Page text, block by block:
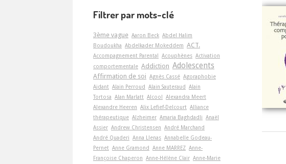
Filtrer par mots-clé
3ème vague Aaron Beck Abdel Halim
Boudoukha Abdelkader Mokeddem ACT.
Accompagnement Parental Acouphènes Activation
comportementale Addiction Adolescents
Affirmation de soi Agnès Cassé Agoraphobie
Aidant Alain Perroud Alain Sauteraud Alain
Tortosa Alan Marlatt Alcool Alexandra Meert
Alexandre Heeren Alix Lefief-Delcourt Alliance
thérapeutique Alzheimer Amaria Baghdadli Anaël
Assier Andrew Christensen André Marchand
André Quaderi Anna Llenas Annabelle Godeau-
Pernet Anne Gramond Anne MARREZ Anne-
Françoise Chaperon Anne-Hélène Clair Anne-Marie